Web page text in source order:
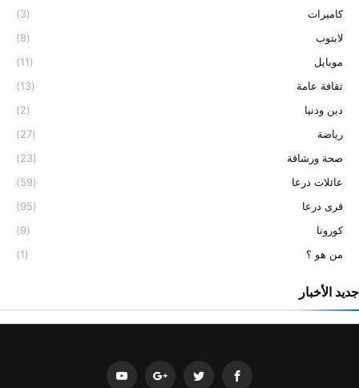
كاميرات
(3)
لابتوب
(8)
موبايل
(11)
ثقافة عامة
(13)
دين ودنيا
(2)
رياضة
(27)
صحة ورشاقة
(23)
عائلات درعا
(59)
قرى درعا
(95)
كورونا
(9)
من هو ؟
(1)
جديد الأخبار